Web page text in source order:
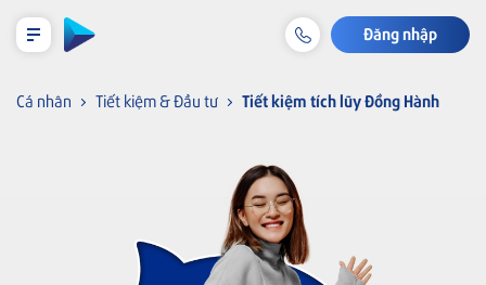
Tiết kiệm & Đầu tư
Đăng nhập
Cá nhân Tiết kiệm & Đầu tư Tiết kiệm tích lũy Đồng Hành